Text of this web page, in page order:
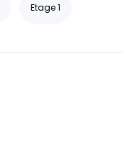
Etage 1